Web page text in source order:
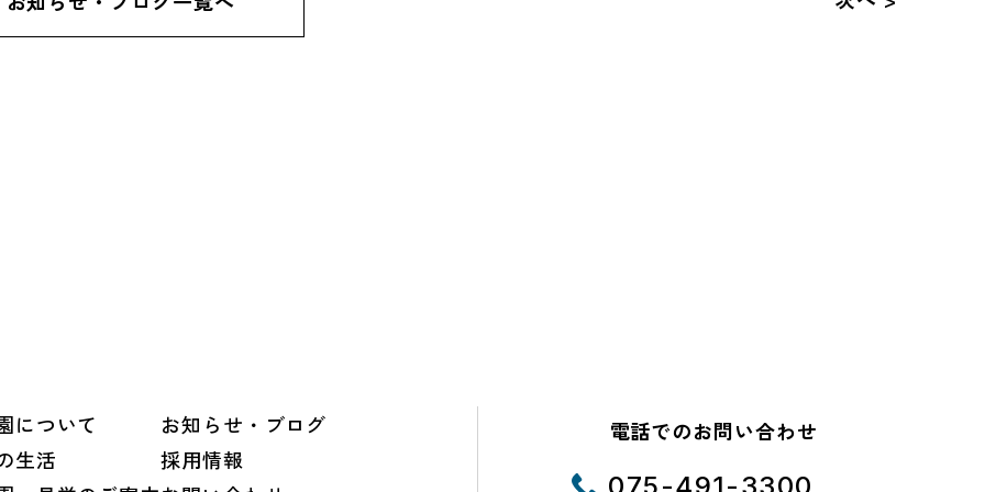
について
生活
お知らせ・ブログ
採用情報
電話でのお問い合わせ